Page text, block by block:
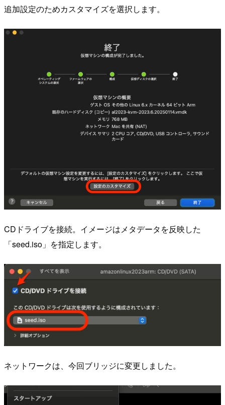
追加設定のためカスタマイズを選択します。
CDドライブを接続。イメージはメタデータを反映した
「seed.iso」を指定します。
ネットワークは、今回ブリッジに変更しました。